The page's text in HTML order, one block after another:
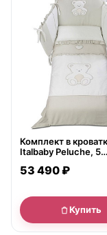
● в наличии
Комплект в
Italbaby Peluche, 5
53 490 ₽
Купить